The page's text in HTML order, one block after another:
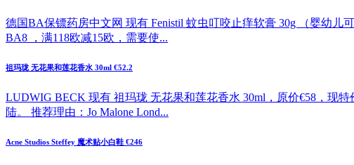
德国BA保镖药房中文网 现有 Fenistil 蚊虫叮咬止痒软膏 30g （婴幼儿
BA8 ，满118欧减15欧，需要使...
祖玛珑 无花果和莲花香水 30ml €52.2
LUDWIG BECK 现有 祖玛珑 无花果和莲花香水 30ml，原价€58，现
陆。 推荐理由：Jo Malone Lond...
Acne Studios Steffey 魔术贴小白鞋 €246